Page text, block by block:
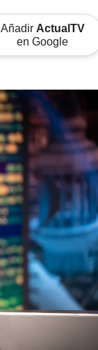
Añadir ActualTV
en Google